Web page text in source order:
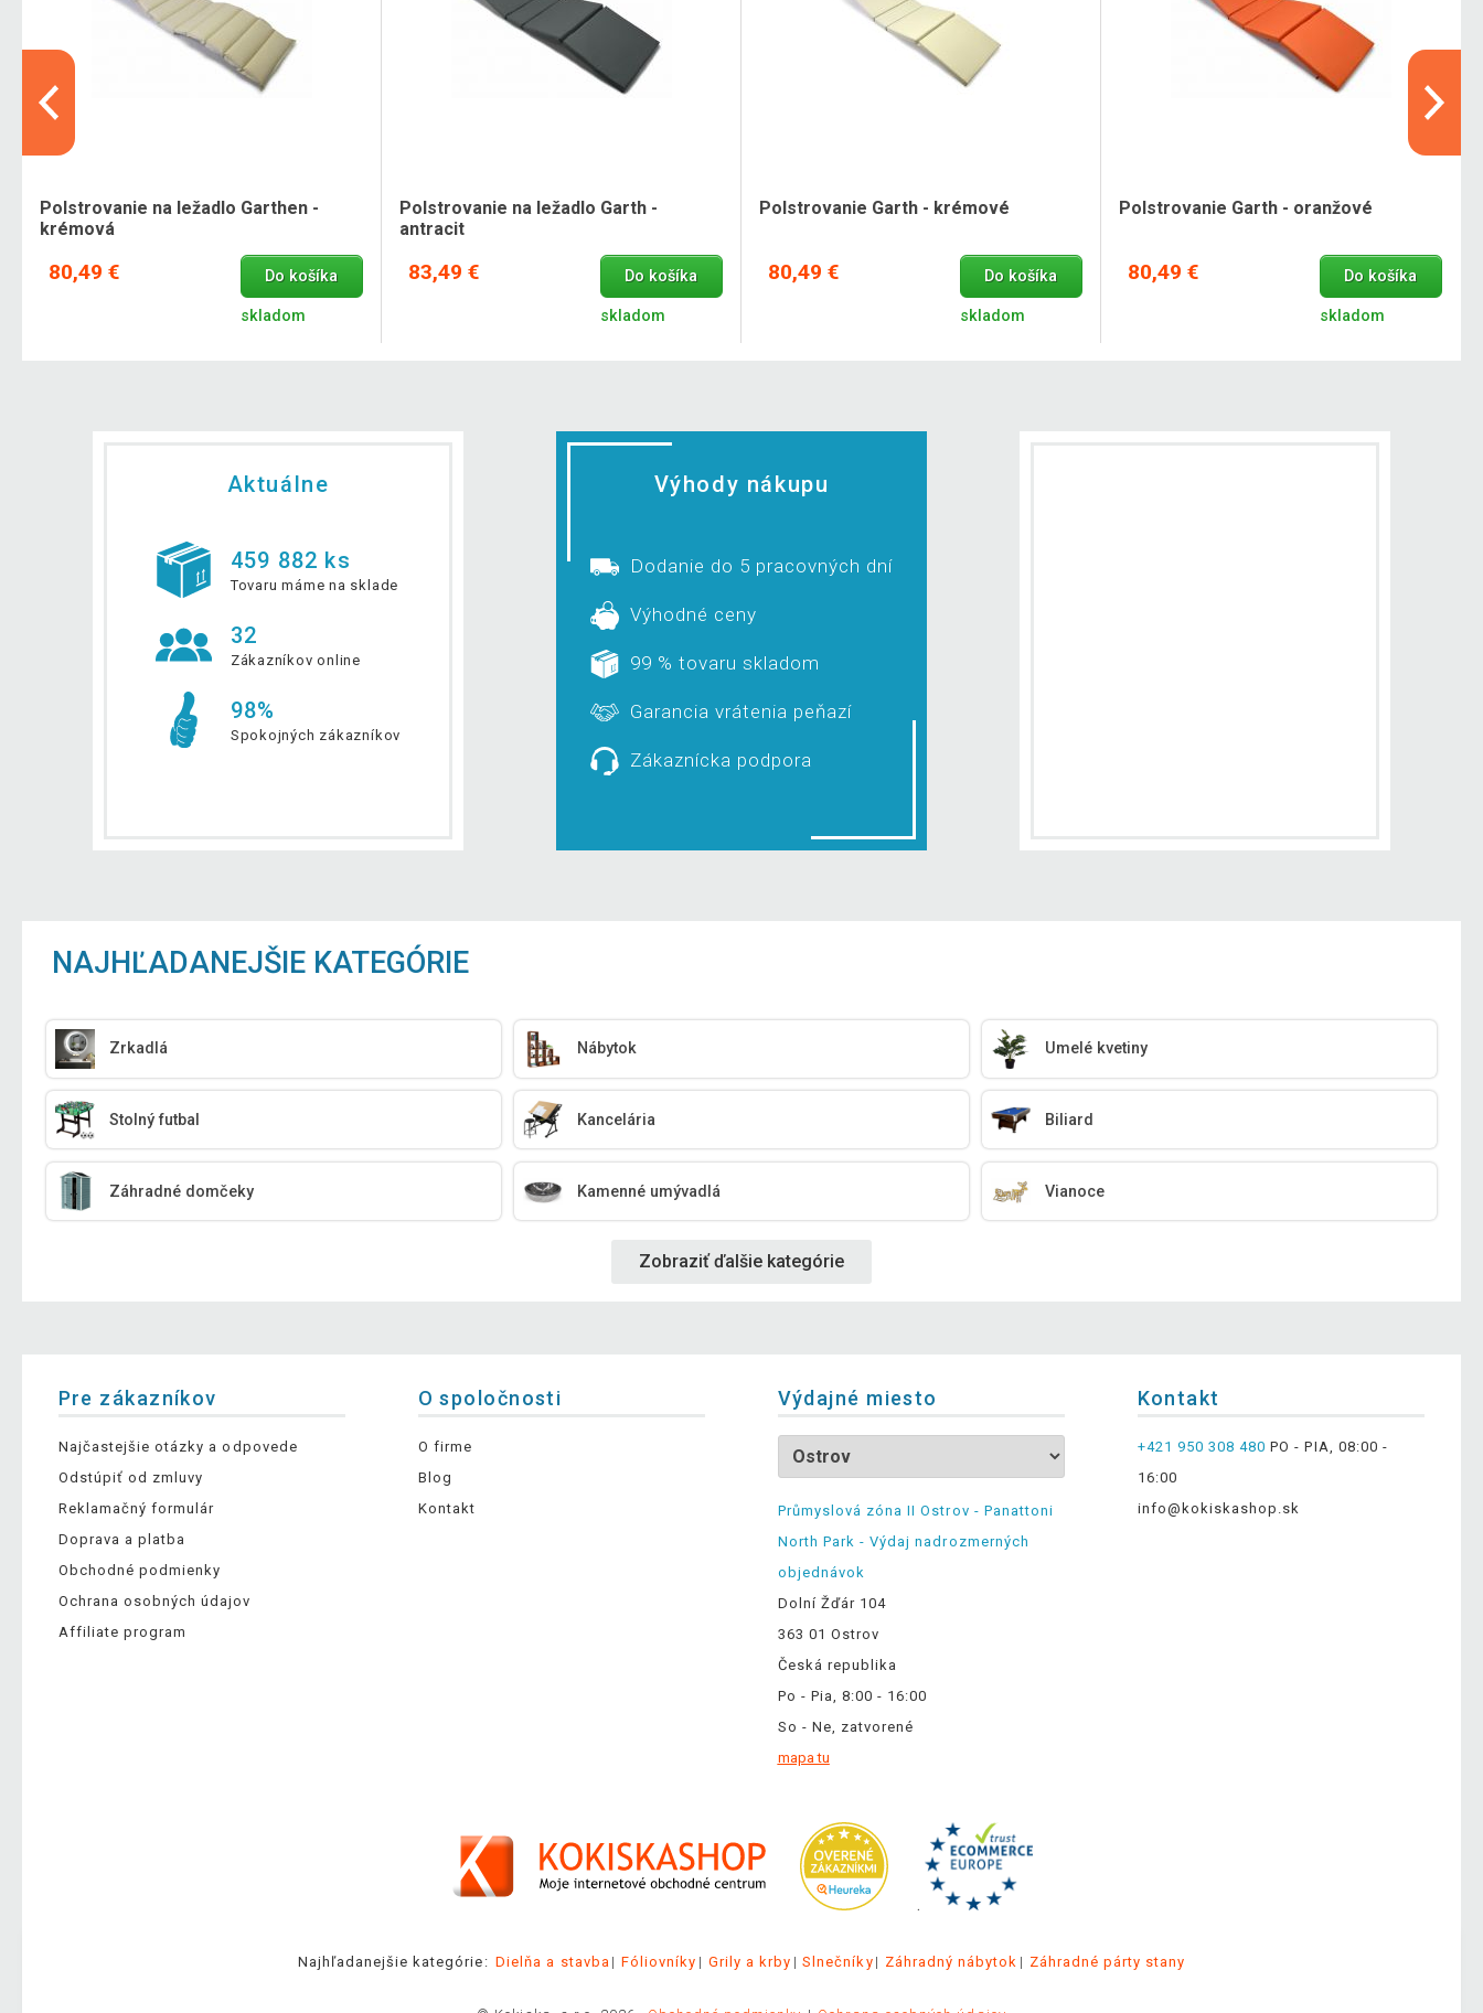
Polstrovanie na ležadlo Garthen -
krémová
80,49 € Do košíka
skladom
Polstrovanie na ležadlo Garth -
antracit
83,49 € Do košíka
skladom
Polstrovanie Garth - krémové
80,49 € Do košíka
skladom
Polstrovanie Garth - oranžové
80,49 € Do košíka
skladom
Aktuálne
459 882 ks
Tovaru máme na sklade
32
Zákazníkov online
98%
Spokojných zákazníkov
Výhody nákupu
Dodanie do 5 pracovných dní
Výhodné ceny
99 % tovaru skladom
Garancia vrátenia peňazí
Zákaznícka podpora
NAJHĽADANEJŠIE KATEGÓRIE
Zrkadlá Nábytok Umelé kvetiny
Stolný futbal Kancelária Biliard
Záhradné domčeky Kamenné umývadlá Vianoce
Zobraziť ďalšie kategórie
Pre zákazníkov
Najčastejšie otázky a odpovede
Odstúpiť od zmluvy
Reklamačný formulár
Doprava a platba
Obchodné podmienky
Ochrana osobných údajov
Affiliate program
O spoločnosti
O firme
Blog
Kontakt
Výdajné miesto
Průmyslová zóna II Ostrov - Panattoni
North Park - Výdaj nadrozmerných
objednávok
Dolní Žďár 104
363 01 Ostrov
Česká republika
Po - Pia, 8:00 - 16:00
So - Ne, zatvorené
mapa tu
Kontakt
+421 950 308 480 PO - PIA, 08:00 -
16:00
info@kokiskashop.sk
.
Najhľadanejšie kategórie: Dielňa a stavba Fóliovníky Grily a krby Slnečníky Záhradný nábytok Záhradné párty stany